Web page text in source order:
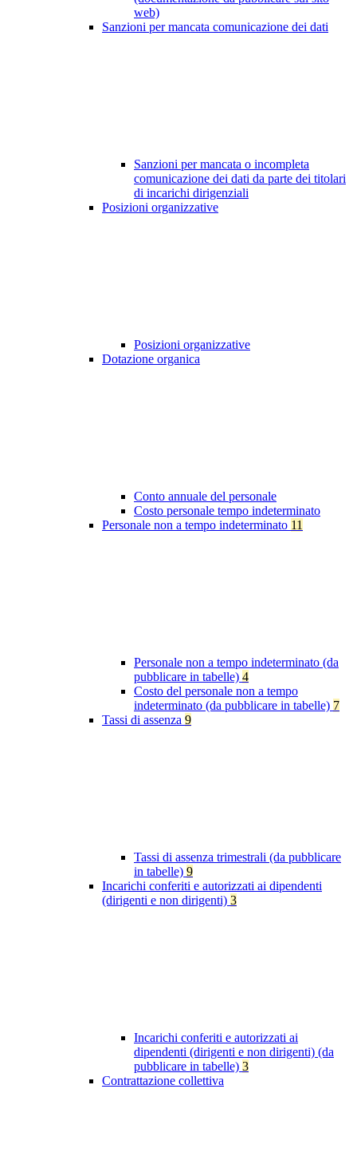
web)
Sanzioni per mancata comunicazione dei dati
Sanzioni per mancata o incompleta
comunicazione dei dati da parte dei titolari
di incarichi dirigenziali
Posizioni organizzative
Posizioni organizzative
Dotazione organica
Conto annuale del personale
Costo personale tempo indeterminato
Personale non a tempo indeterminato 11
Personale non a tempo indeterminato (da
pubblicare in tabelle) 4
Costo del personale non a tempo
indeterminato (da pubblicare in tabelle) 7
Tassi di assenza 9
Tassi di assenza trimestrali (da pubblicare
in tabelle) 9
Incarichi conferiti e autorizzati ai dipendenti
(dirigenti e non dirigenti) 3
Incarichi conferiti e autorizzati ai
dipendenti (dirigenti e non dirigenti) (da
pubblicare in tabelle) 3
Contrattazione collettiva